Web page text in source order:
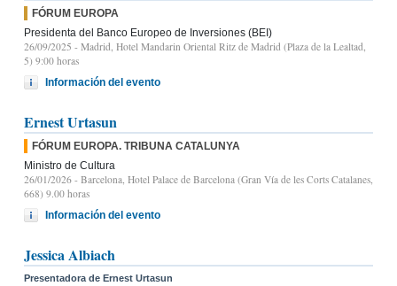
FÓRUM EUROPA
Presidenta del Banco Europeo de Inversiones (BEI)
26/09/2025 - Madrid, Hotel Mandarin Oriental Ritz de Madrid (Plaza de la Lealtad,
5) 9:00 horas
Información del evento
Ernest Urtasun
FÓRUM EUROPA. TRIBUNA CATALUNYA
Ministro de Cultura
26/01/2026 - Barcelona, Hotel Palace de Barcelona (Gran Vía de les Corts Catalanes,
668) 9.00 horas
Información del evento
Jessica Albiach
Presentadora de Ernest Urtasun